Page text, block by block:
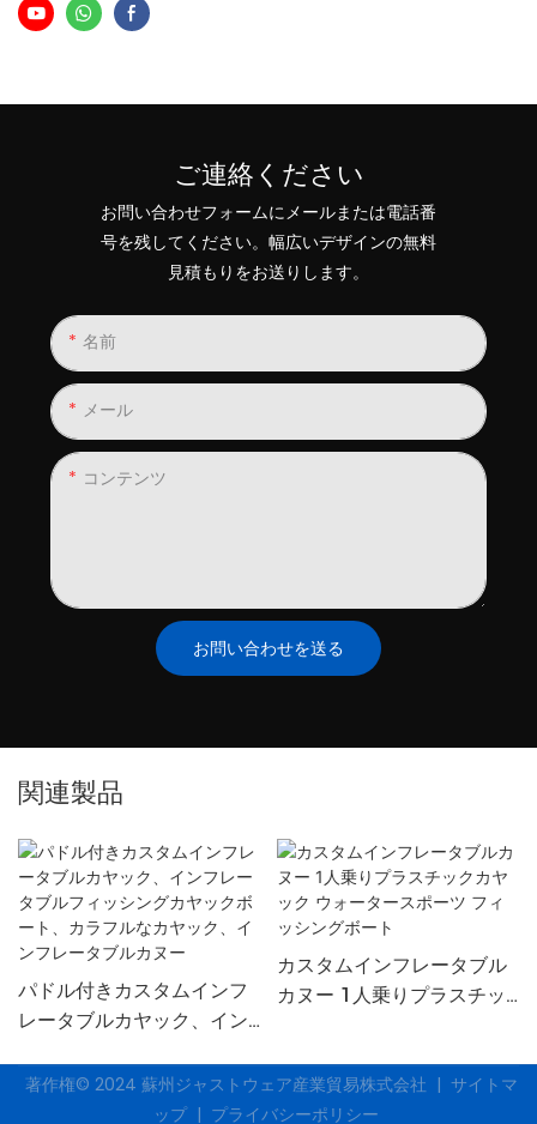
ご連絡ください
お問い合わせフォームにメールまたは電話番
号を残してください。幅広いデザインの無料
見積もりをお送りします。
名前
メール
コンテンツ
お問い合わせを送る
関連製品
パドル付きカスタムインフ
レータブルカヤック、イン
カヤックボート、カラフル
なカヤック、インフレータ
カスタムインフレータブル
カヌー 1人乗りプラスチッ
著作権© 2024 蘇州ジャストウェア産業貿易株式会社 | サイトマ
ップ | プライバシーポリシー